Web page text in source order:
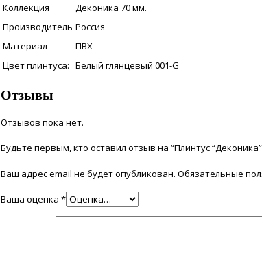
Коллекция
Деконика 70 мм.
Производитель Россия
Материал
ПВХ
Цвет плинтуса: Белый глянцевый 001-G
Отзывы
Отзывов пока нет.
Будьте первым, кто оставил отзыв на “Плинтус
Ваш адрес email не будет опубликован. Обязательные
Ваша оценка*